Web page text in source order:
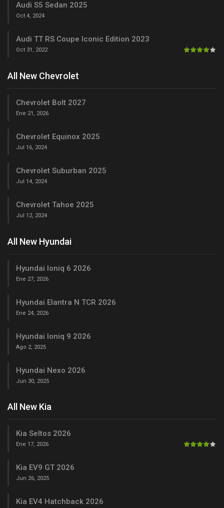
Audi S5 Sedan 2025
Oct 4, 2024
Audi TT RS Coupe Iconic Edition 2023
Oct 31, 2022
All New Chevrolet
Chevrolet Bolt 2027
Ene 21, 2026
Chevrolet Equinox 2025
Jul 16, 2024
Chevrolet Suburban 2025
Jul 14, 2024
Chevrolet Tahoe 2025
Jul 12, 2024
All New Hyundai
Hyundai Ioniq 6 2026
Ene 27, 2026
Hyundai Elantra N TCR 2026
Ene 24, 2026
Hyundai Ioniq 9 2026
Ago 2, 2025
Hyundai Nexo 2026
Jun 30, 2025
All New Kia
Kia Seltos 2026
Ene 17, 2026
Kia EV9 GT 2026
Jun 26, 2025
Kia EV4 Hatchback 2026